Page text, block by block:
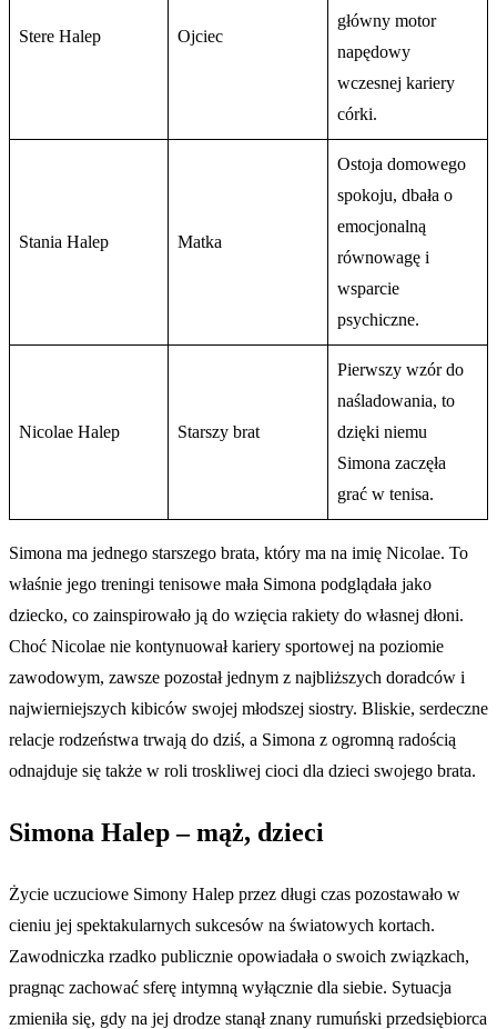
Stere Halep Ojciec
główny motor
napędowy
wczesnej kariery
córki.
Stania Halep Matka
Ostoja domowego
spokoju, dbała o
emocjonalną
równowagę i
wsparcie
psychiczne.
Nicolae Halep Starszy brat
Pierwszy wzór do
naśladowania, to
dzięki niemu
Simona zaczęła
grać w tenisa.
Simona ma jednego starszego brata, który ma na imię Nicolae. To
właśnie jego treningi tenisowe mała Simona podglądała jako
dziecko, co zainspirowało ją do wzięcia rakiety do własnej dłoni.
Choć Nicolae nie kontynuował kariery sportowej na poziomie
zawodowym, zawsze pozostał jednym z najbliższych doradców i
najwierniejszych kibiców swojej młodszej siostry. Bliskie, serdeczne
relacje rodzeństwa trwają do dziś, a Simona z ogromną radością
odnajduje się także w roli troskliwej cioci dla dzieci swojego brata.
Simona Halep – mąż, dzieci
Życie uczuciowe Simony Halep przez długi czas pozostawało w
cieniu jej spektakularnych sukcesów na światowych kortach.
Zawodniczka rzadko publicznie opowiadała o swoich związkach,
pragnąc zachować sferę intymną wyłącznie dla siebie. Sytuacja
zmieniła się, gdy na jej drodze stanął znany rumuński przedsiębiorca